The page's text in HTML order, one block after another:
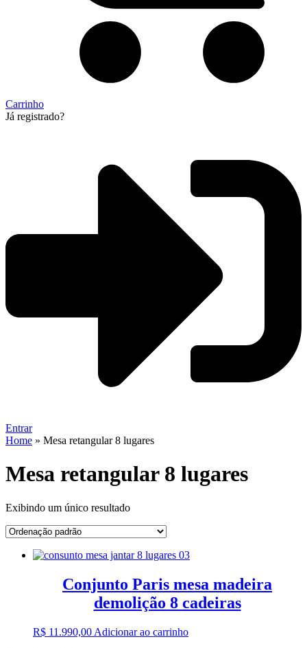
Carrinho
Já registrado?
Entrar
Home » Mesa retangular 8 lugares
Mesa retangular 8 lugares
Exibindo um único resultado
Conjunto Paris mesa madeira
demolição 8 cadeiras
R$ 11.990,00 Adicionar ao carrinho